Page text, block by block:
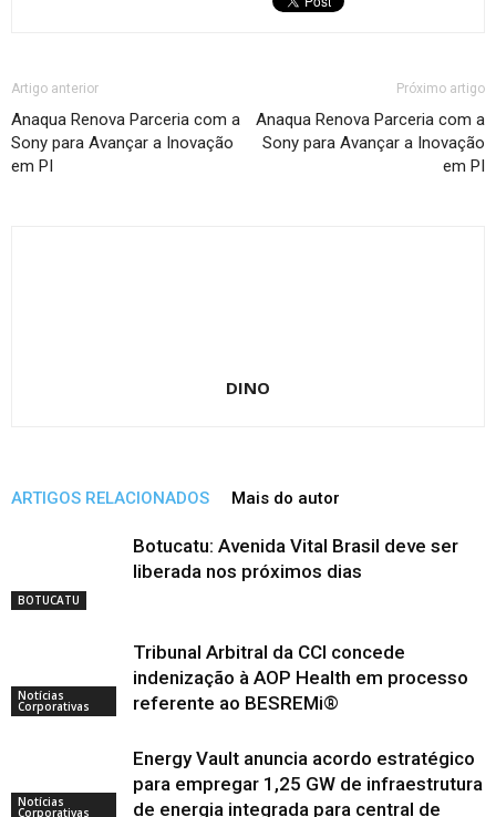
Artigo anterior
Anaqua Renova Parceria com a
Sony para Avançar a Inovação
em PI
Próximo artigo
Anaqua Renova Parceria com a
Sony para Avançar a Inovação
em PI
DINO
ARTIGOS RELACIONADOS Mais do autor
BOTUCATU
Botucatu: Avenida Vital Brasil deve ser
liberada nos próximos dias
Notícias
Corporativas
Tribunal Arbitral da CCI concede
indenização à AOP Health em processo
referente ao BESREMi®
Notícias
Corporativas
Energy Vault anuncia acordo estratégico
para empregar 1,25 GW de infraestrutura
de energia integrada para central de